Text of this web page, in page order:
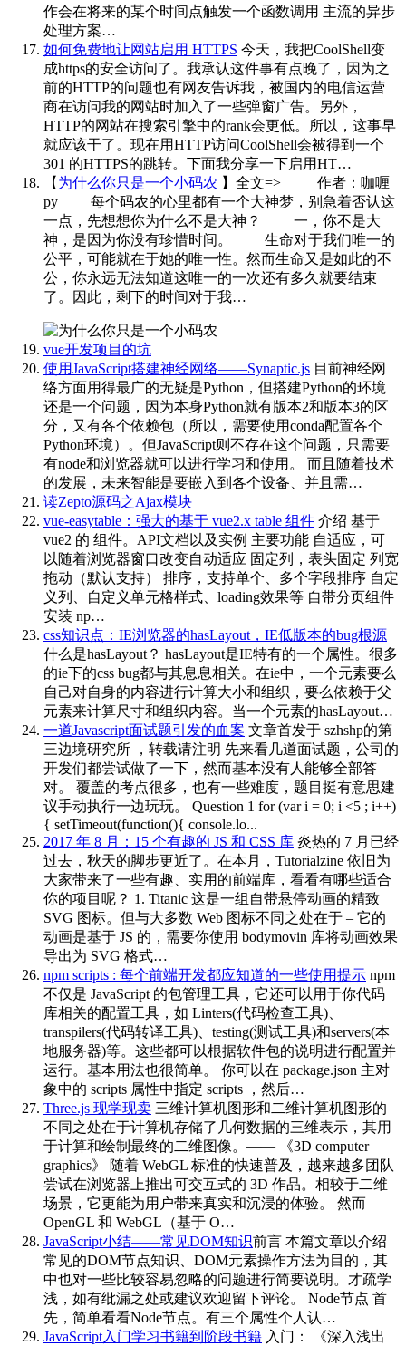
作会在将来的某个时间点触发一个函数调用 主流的异步
处理方案…
如何免费地让网站启用 HTTPS 今天，我把CoolShell变
成https的安全访问了。我承认这件事有点晚了，因为之
前的HTTP的问题也有网友告诉我，被国内的电信运营
商在访问我的网站时加入了一些弹窗广告。另外，
HTTP的网站在搜索引擎中的rank会更低。所以，这事早
就应该干了。现在用HTTP访问CoolShell会被得到一个
301 的HTTPS的跳转。下面我分享一下启用HT…
【 为什么你只是一个小码农 】全文=>
作者：咖喱
py 每个码农的心里都有一个大神梦，别急着否认这
一点，先想想你为什么不是大神？ 一，你不是大
神，是因为你没有珍惜时间。 生命对于我们唯一的
公平，可能就在于她的唯一性。然而生命又是如此的不
公，你永远无法知道这唯一的一次还有多久就要结束
了。因此，剩下的时间对于我…
vue开发项目的坑
使用JavaScript搭建神经网络——Synaptic.js 目前神经网
络方面用得最广的无疑是Python，但搭建Python的环境
还是一个问题，因为本身Python就有版本2和版本3的区
分，又有各个依赖包（所以，需要使用conda配置各个
Python环境）。但JavaScript则不存在这个问题，只需要
有node和浏览器就可以进行学习和使用。 而且随着技术
的发展，未来智能是要嵌入到各个设备、并且需…
读Zepto源码之Ajax模块
vue-easytable：强大的基于 vue2.x table 组件 介绍 基于
vue2 的 组件。API文档以及实例 主要功能 自适应，可
以随着浏览器窗口改变自动适应 固定列，表头固定 列宽
拖动（默认支持） 排序，支持单个、多个字段排序 自定
义列、自定义单元格样式、loading效果等 自带分页组件
安装 np…
css知识点：IE浏览器的hasLayout，IE低版本的bug根源
什么是hasLayout？ hasLayout是IE特有的一个属性。很多
的ie下的css bug都与其息息相关。在ie中，一个元素要么
自己对自身的内容进行计算大小和组织，要么依赖于父
元素来计算尺寸和组织内容。当一个元素的hasLayout…
一道Javascript面试题引发的血案 文章首发于 szhshp的第
三边境研究所 ，转载请注明 先来看几道面试题，公司的
开发们都尝试做了一下，然而基本没有人能够全部答
对。 覆盖的考点很多，也有一些难度，题目挺有意思建
议手动执行一边玩玩。 Question 1 for (var i = 0; i <5 ; i++)
{ setTimeout(function(){ console.lo...
2017 年 8 月：15 个有趣的 JS 和 CSS 库 炎热的 7 月已经
过去，秋天的脚步更近了。在本月，Tutorialzine 依旧为
大家带来了一些有趣、实用的前端库，看看有哪些适合
你的项目呢？ 1. Titanic 这是一组自带悬停动画的精致
SVG 图标。但与大多数 Web 图标不同之处在于 – 它的
动画是基于 JS 的，需要你使用 bodymovin 库将动画效果
导出为 SVG 格式…
npm scripts : 每个前端开发都应知道的一些使用提示 npm
不仅是 JavaScript 的包管理工具，它还可以用于你代码
库相关的配置工具，如 Linters(代码检查工具)、
transpilers(代码转译工具)、testing(测试工具)和servers(本
地服务器)等。这些都可以根据软件包的说明进行配置并
运行。基本用法也很简单。 你可以在 package.json 主对
象中的 scripts 属性中指定 scripts ，然后…
Three.js 现学现卖 三维计算机图形和二维计算机图形的
不同之处在于计算机存储了几何数据的三维表示，其用
于计算和绘制最终的二维图像。—— 《3D computer
graphics》 随着 WebGL 标准的快速普及，越来越多团队
尝试在浏览器上推出可交互式的 3D 作品。相较于二维
场景，它更能为用户带来真实和沉浸的体验。 然而
OpenGL 和 WebGL（基于 O…
JavaScript小结——常见DOM知识前言 本篇文章以介绍
常见的DOM节点知识、DOM元素操作方法为目的，其
中也对一些比较容易忽略的问题进行简要说明。才疏学
浅，如有纰漏之处或建议欢迎留下评论。 Node节点 首
先，简单看看Node节点。有三个属性个人认…
JavaScript入门学习书籍到阶段书籍 入门： 《深入浅出